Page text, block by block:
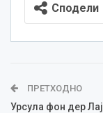
Сподели
ПРЕТХОДНО
Урсула фон дер